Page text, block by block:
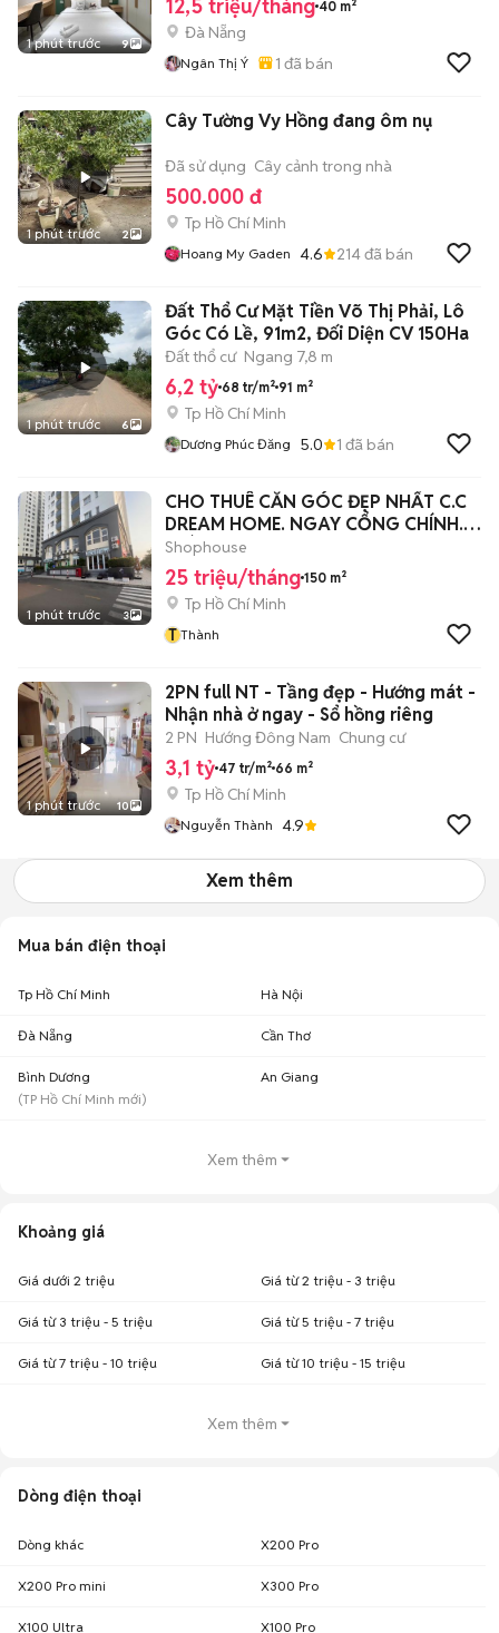
1 phút trước 9
12,5 triệu/tháng 40 m²
Đà Nẵng
Ngân Thị Ý 1 đã bán
1 phút trước 2
Cây Tường Vy Hồng đang ôm nụ
Đã sử dụng Cây cảnh trong nhà
500.000 đ
Tp Hồ Chí Minh
Hoang My Gaden 4.6 214đã bán
1 phút trước 6
Đất Thổ Cư Mặt Tiền Võ Thị Phải, Lô
Góc Có Lề, 91m2, Đối Diện CV 150Ha
Đất thổ cư Ngang 7,8 m
6,2 tỷ 68 tr/m² 91 m²
Tp Hồ Chí Minh
Dương Phúc Đăng 5.0 1 đã bán
1 phút trước 3
CHO THUÊ CĂN GÓC ĐẸP NHẤT C.C
DREAM HOME. NGAY CỔNG CHÍNH.
GIÁ 25TR/TH
Shophouse
25 triệu/tháng 150 m²
Tp Hồ Chí Minh
T Thành
1 phút trước 10
2PN full NT - Tầng đẹp - Hướng mát -
Nhận nhà ở ngay - Sổ hồng riêng
2 PN Hướng Đông Nam Chung cư
3,1 tỷ 47 tr/m² 66 m²
Tp Hồ Chí Minh
Nguyễn Thành 4.9
Xem thêm
Mua bán điện thoại
Tp Hồ Chí Minh Hà Nội
Đà Nẵng Cần Thơ
Bình Dương
(TP Hồ Chí Minh mới)
An Giang
Xem thêm
Khoảng giá
Giá dưới 2 triệu Giá từ 2 triệu - 3 triệu
Giá từ 3 triệu - 5 triệu Giá từ 5 triệu - 7 triệu
Giá từ 7 triệu - 10 triệu Giá từ 10 triệu - 15 triệu
Xem thêm
Dòng điện thoại
Dòng khác X200 Pro
X200 Pro mini X300 Pro
X100 Ultra X100 Pro